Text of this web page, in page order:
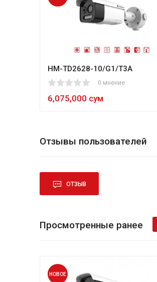
HM-TD2628-10/G1/T3A
0 мнение
6,075,000 сум
80
Отзывы пользователей
ОТЗЫВ
Просмотренные ранее
НОВОЕ